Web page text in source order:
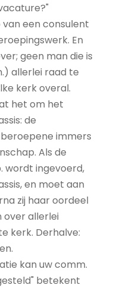
van een consulent
En
geen man die is
allerlei raad te
kerk overal.
het om het
de
immers
Als de
wordt ingevoerd,
en moet aan
zij haar oordeel
allerlei
kerk. Derhalve:
kan uw comm.
betekent